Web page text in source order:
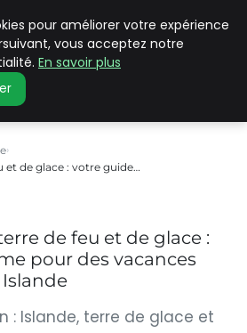
et de glace : votre guide…
de feu et de glace :
pour des vacances
: Islande, terre de glace et
pour améliorer votre expérience
vous acceptez notre
En savoir plus